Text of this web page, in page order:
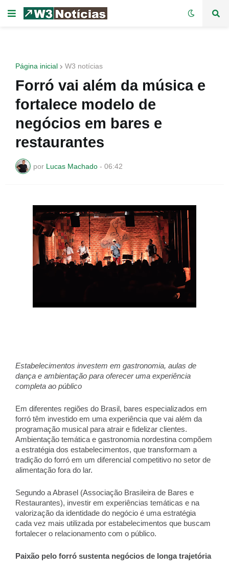
Página inicial W3 notícias
Forró vai além da música e
fortalece modelo de
negócios em bares e
restaurantes
por Lucas Machado - 06:42
Estabelecimentos investem em gastronomia, aulas de
dança e ambientação para oferecer uma experiência
completa ao público
Em diferentes regiões do Brasil, bares especializados em
forró têm investido em uma experiência que vai além da
programação musical para atrair e fidelizar clientes.
Ambientação temática e gastronomia nordestina compõem
a estratégia dos estabelecimentos, que transformam a
tradição do forró em um diferencial competitivo no setor de
alimentação fora do lar.
Segundo a Abrasel (Associação Brasileira de Bares e
Restaurantes), investir em experiências temáticas e na
valorização da identidade do negócio é uma estratégia
cada vez mais utilizada por estabelecimentos que buscam
fortalecer o relacionamento com o público.
Paixão pelo forró sustenta negócios de longa trajetória